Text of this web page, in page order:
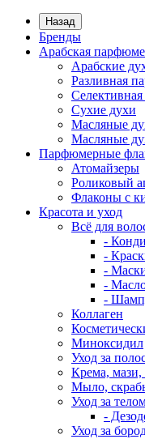
Назад
Бренды
Арабская
Арабские
Разливная
Сухие духи
Масляные
Масляные
Парфюмерные
Атомайзеры
Роликовый
Флаконы с
Красота и уход
Всё для
-
-
-
-
-
Коллаген
Миноксидил
Уход за
Крема, мази,
Мыло,
Уход за
-
Уход за